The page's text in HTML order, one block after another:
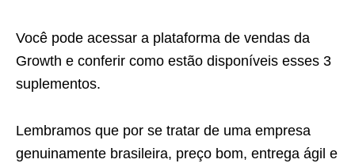
Você pode acessar a plataforma de vendas da
Growth e conferir como estão disponíveis esses 3
suplementos.
Lembramos que por se tratar de uma empresa
genuinamente brasileira, preço bom, entrega ágil e